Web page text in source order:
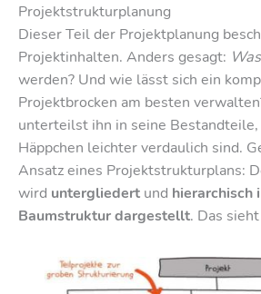
Projektstrukturplanung
Dieser Teil der Projektplanung
Projektinhalten. Anders gesagt: Was
werden? Und wie lässt sich ein
Projektbrocken am besten
unterteilst ihn in seine Bestandteile,
Häppchen leichter verdaulich sind.
Ansatz eines Projektstrukturplans:
wird untergliedert und hierarchisch
Baumstruktur dargestellt. Das